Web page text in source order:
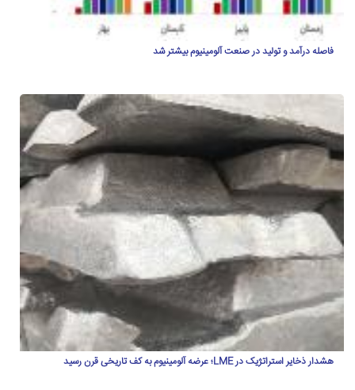
فاصله درآمد و تولید در صنعت آلومینیوم بیشتر شد
هشدار ذخایر استراتژیک در LME؛ عرضه آلومینیوم به کف تاریخی قرن رسید